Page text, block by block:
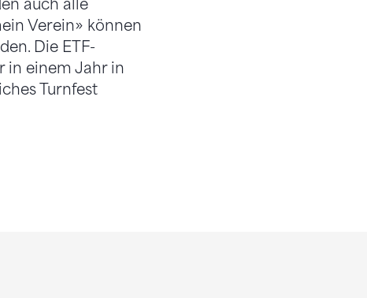
auch alle
Verein» können
Die ETF-
in einem Jahr in
Turnfest